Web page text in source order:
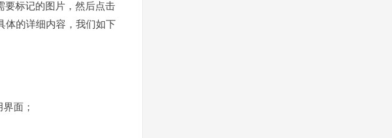
要标记的图片，然后点击
体的详细内容，我们如下
面；